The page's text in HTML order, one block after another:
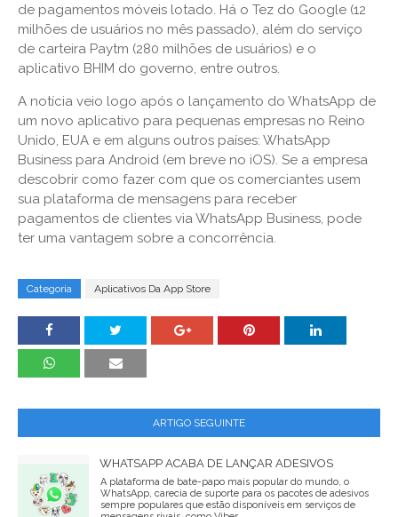
de pagamentos móveis lotado. Há o Tez do Google (12
milhões de usuários no mês passado), além do serviço
de carteira Paytm (280 milhões de usuários) e o
aplicativo BHIM do governo, entre outros.
A notícia veio logo após o lançamento do WhatsApp de
um novo aplicativo para pequenas empresas no Reino
Unido, EUA e em alguns outros países: WhatsApp
Business para Android (em breve no iOS). Se a empresa
descobrir como fazer com que os comerciantes usem
sua plataforma de mensagens para receber
pagamentos de clientes via WhatsApp Business, pode
ter uma vantagem sobre a concorrência.
Categoria Aplicativos Da App Store
ARTIGO SEGUINTE
WHATSAPP ACABA DE LANÇAR ADESIVOS
A plataforma de bate-papo mais popular do mundo, o
WhatsApp, carecia de suporte para os pacotes de adesivos
sempre populares que estão disponíveis em serviços de